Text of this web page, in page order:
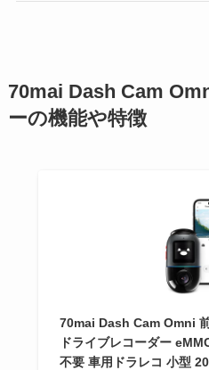
70mai Dash Cam
ーの機能や特徴
70mai Dash Cam Omni
ドライブレコーダー
不要 車用ドラレコ 小型